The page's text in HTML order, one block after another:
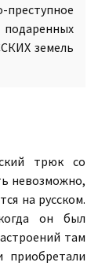
подаренных
земель
трюк со
невозможно,
на русском.
он был
там
приобретали